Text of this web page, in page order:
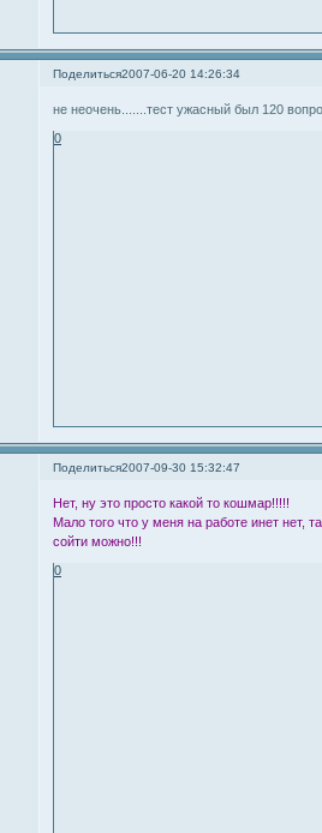
Поделиться2007-06-20 14:26:34
не неочень.......тест ужасный был 120
0
Поделиться2007-09-30 15:32:47
Нет, ну это просто какой то кошмар!!!!!
Мало того что у меня на работе инет
сойти можно!!!
0